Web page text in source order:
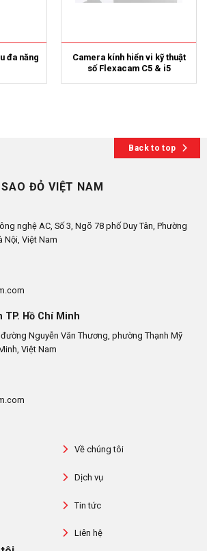
đa năng
Camera kính hiển vi kỹ thuật
số Flexacam C5 & i5
Back to top
ĐỎ VIỆT NAM
nghệ AC, Số 3, Ngõ 78 phố Duy Tân, Phường
Nội, Việt Nam
Hồ Chí Minh
Nguyễn Văn Thương, phường Thạnh Mỹ
Việt Nam
Về chúng tôi
Dịch vụ
Tin tức
Liên hệ